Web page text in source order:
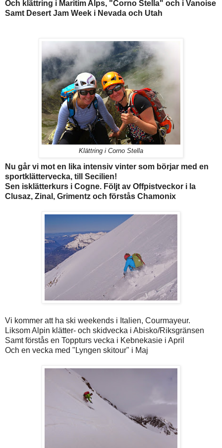
Och klättring i Maritim Alps, "Corno Stella" och i Vanoise
Samt Desert Jam Week i Nevada och Utah
Klättring i Corno Stella
Nu går vi mot en lika intensiv vinter som börjar med en
sportklättervecka, till Secilien!
Sen isklätterkurs i Cogne. Följt av Offpistveckor i la
Clusaz, Zinal, Grimentz och förstås Chamonix
Vi kommer att ha ski weekends i Italien, Courmayeur.
Liksom Alpin klätter- och skidvecka i Abisko/Riksgränsen
Samt förstås en Toppturs vecka i Kebnekasie i April
Och en vecka med "Lyngen skitour" i Maj